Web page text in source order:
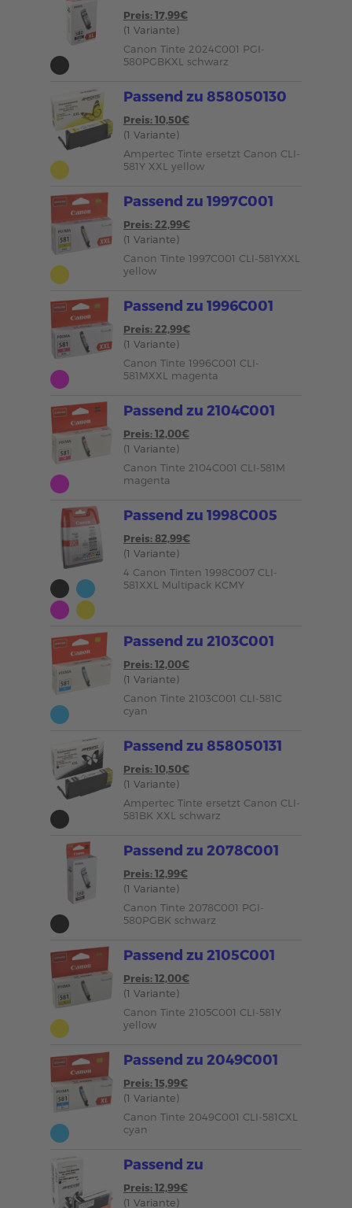
Preis: 17,99€
(1 Variante)
Canon Tinte 2024C001 PGI-
580PGBKXL schwarz
Passend zu 858050130
Preis: 10,50€
(1 Variante)
Ampertec Tinte ersetzt Canon CLI-
581Y XXL yellow
Passend zu 1997C001
Preis: 22,99€
(1 Variante)
Canon Tinte 1997C001 CLI-581YXXL
yellow
Passend zu 1996C001
Preis: 22,99€
(1 Variante)
Canon Tinte 1996C001 CLI-
581MXXL magenta
Passend zu 2104C001
Preis: 12,00€
(1 Variante)
Canon Tinte 2104C001 CLI-581M
magenta
Passend zu 1998C005
Preis: 82,99€
(1 Variante)
4 Canon Tinten 1998C007 CLI-
581XXL Multipack KCMY
Passend zu 2103C001
Preis: 12,00€
(1 Variante)
Canon Tinte 2103C001 CLI-581C
cyan
Passend zu 858050131
Preis: 10,50€
(1 Variante)
Ampertec Tinte ersetzt Canon CLI-
581BK XXL schwarz
Passend zu 2078C001
Preis: 12,99€
(1 Variante)
Canon Tinte 2078C001 PGI-
580PGBK schwarz
Passend zu 2105C001
Preis: 12,00€
(1 Variante)
Canon Tinte 2105C001 CLI-581Y
yellow
Passend zu 2049C001
Preis: 15,99€
(1 Variante)
Canon Tinte 2049C001 CLI-581CXL
cyan
Passend zu
Preis: 12,99€
(1 Variante)